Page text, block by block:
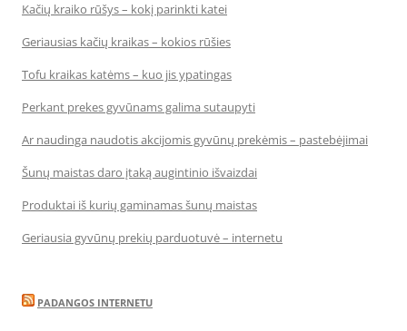
Kačių kraiko rūšys – kokį parinkti katei
Geriausias kačių kraikas – kokios rūšies
Tofu kraikas katėms – kuo jis ypatingas
Perkant prekes gyvūnams galima sutaupyti
Ar naudinga naudotis akcijomis gyvūnų prekėmis – pastebėjimai
Šunų maistas daro įtaką augintinio išvaizdai
Produktai iš kurių gaminamas šunų maistas
Geriausia gyvūnų prekių parduotuvė – internetu
PADANGOS INTERNETU